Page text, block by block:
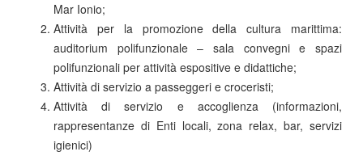
Mar Ionio;
Attività per la promozione della cultura marittima:
auditorium polifunzionale – sala convegni e spazi
polifunzionali per attività espositive e didattiche;
Attività di servizio a passeggeri e croceristi;
Attività di servizio e accoglienza (informazioni,
rappresentanze di Enti locali, zona relax, bar, servizi
igienici)